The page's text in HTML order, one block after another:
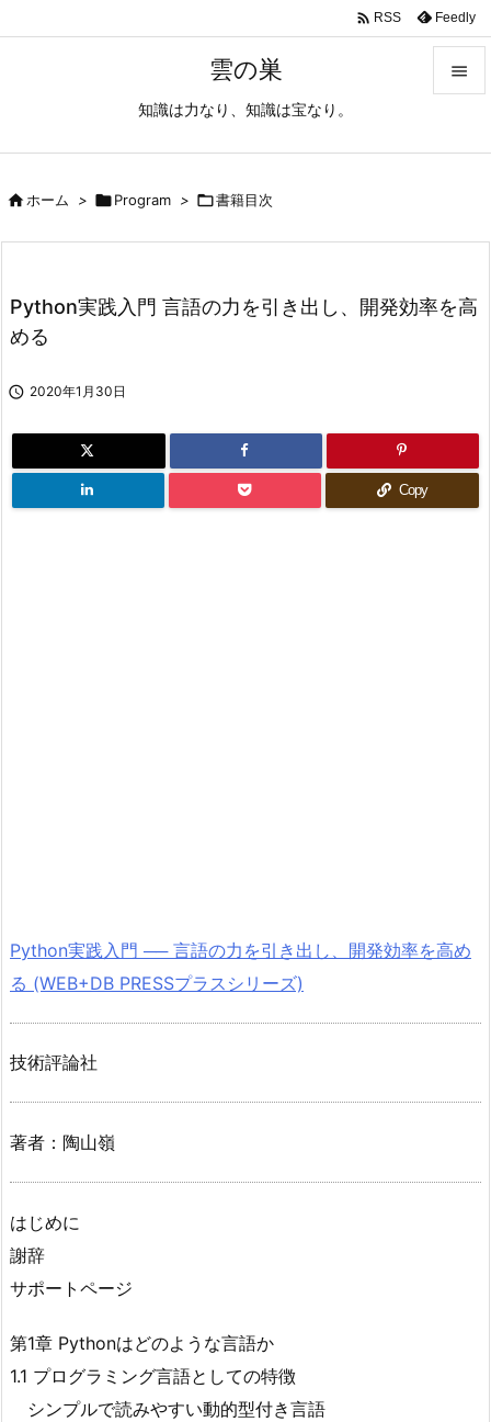
雲の巣
知識は力なり、知識は宝なり。

次へ
 RSS Feedly
ホーム > Program > 書籍目次
Python実践入門 言語の力を引き出し、開発効率を高
める
 2020年1月30日
Copy
Python実践入門 ── 言語の力を引き出し、開発効率を高め
る (WEB+DB PRESSプラスシリーズ)
技術評論社
著者：陶山嶺
はじめに
謝辞
サポートページ
第1章 Pythonはどのような言語か
1.1 プログラミング言語としての特徴
シンプルで読みやすい動的型付き言語